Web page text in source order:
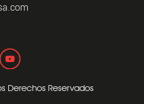
Derechos Reservados